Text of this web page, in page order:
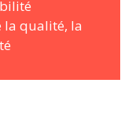
la qualité, la